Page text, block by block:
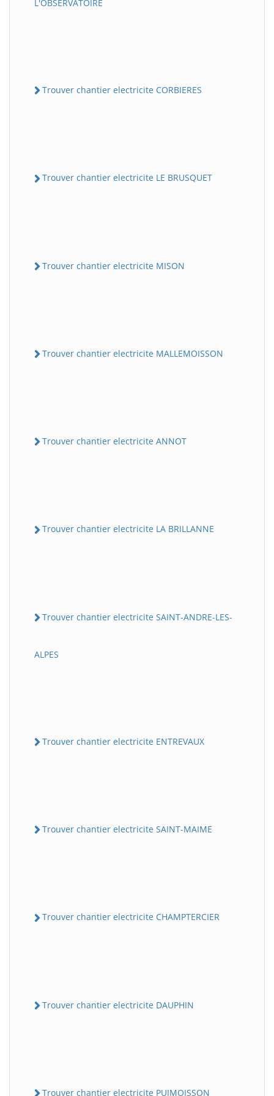
L'OBSERVATOIRE
Trouver chantier electricite CORBIERES
Trouver chantier electricite LE BRUSQUET
Trouver chantier electricite MISON
Trouver chantier electricite MALLEMOISSON
Trouver chantier electricite ANNOT
Trouver chantier electricite LA BRILLANNE
Trouver chantier electricite SAINT-ANDRE-LES-
ALPES
Trouver chantier electricite ENTREVAUX
Trouver chantier electricite SAINT-MAIME
Trouver chantier electricite CHAMPTERCIER
Trouver chantier electricite DAUPHIN
Trouver chantier electricite PUIMOISSON